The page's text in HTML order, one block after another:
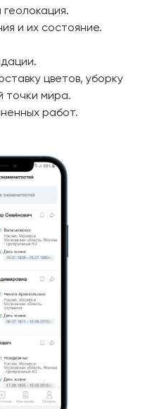
и их состояние.
цветов, уборку
точки мира.
работ.